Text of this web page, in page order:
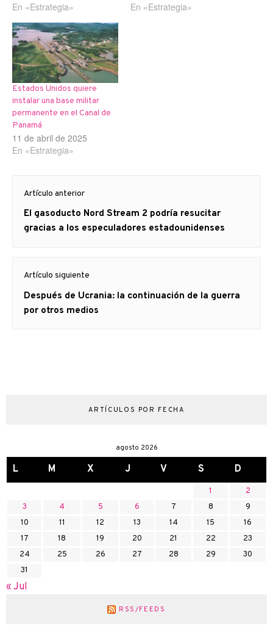
En «Estrategia»
En «Estrategia»
Estados Unidos quiere
instalar una base militar
permanente en el Canal de
Panamá
11 de abril de 2025
En «Estrategia»
de
entradas
Artículo anterior
Artículo
anterior
El gasoducto Nord Stream 2 podría resucitar
gracias a los especuladores estadounidenses
Artículo siguiente
Artículo
siguiente:
Después de Ucrania: la continuación de la guerra
por otros medios
ARTÍCULOS POR FECHA
agosto 2026
L M X J V S D
1
2
3
4 5 6 7 8
9
10
11 12 13 14 15
16
17
18 19 20 21 22
23
24
25 26 27 28 29
30
31
« Jul
RSS/FEEDS